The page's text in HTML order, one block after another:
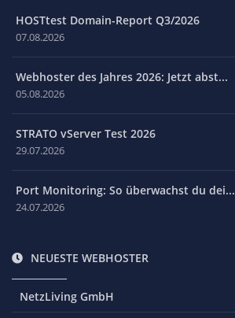
HOSTtest Domain-Report Q3/2026
07.08.2026
Webhoster des Jahres 2026: Jetzt abst...
05.08.2026
STRATO vServer Test 2026
29.07.2026
Port Monitoring: So überwachst du dei...
24.07.2026
NEUESTE WEBHOSTER
NetzLiving GmbH